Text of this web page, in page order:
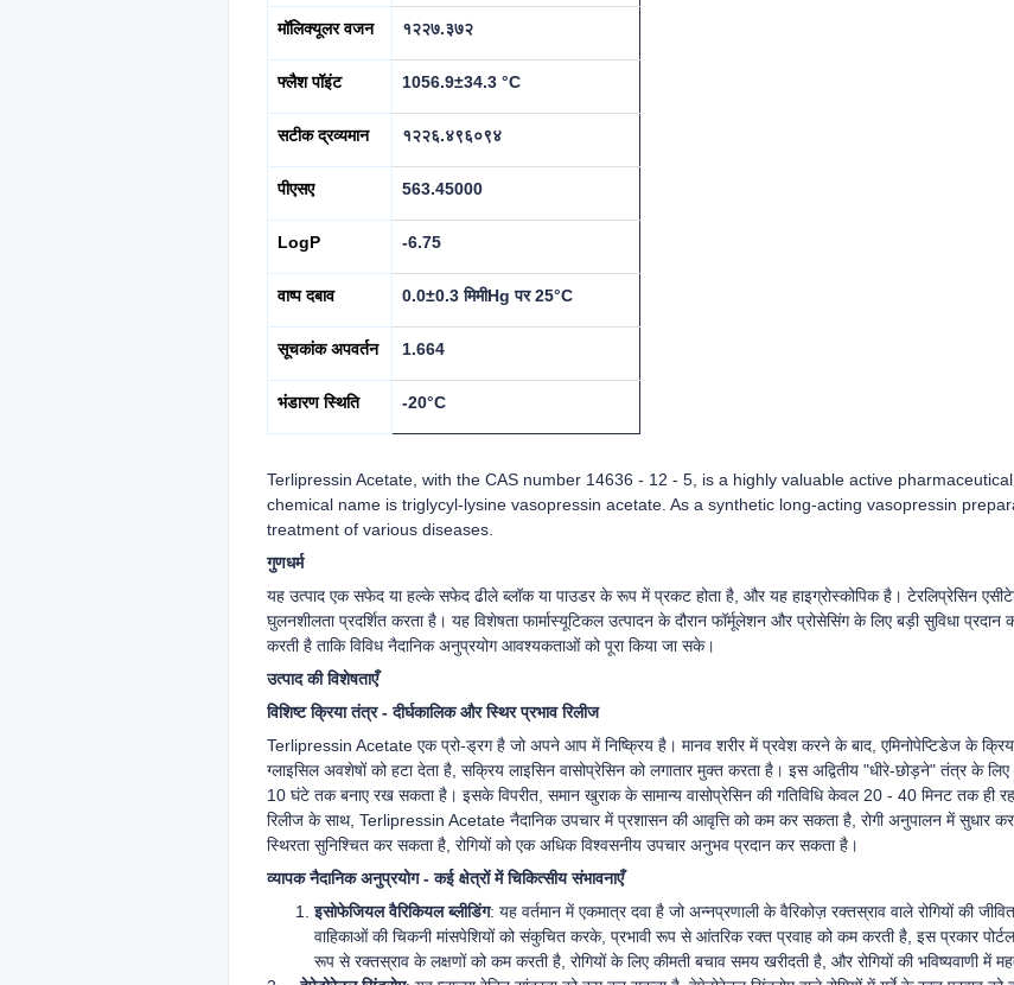
मॉलिक्यूलर वजन १२२७.३७२
फ्लैश पॉइंट 1056.9±34.3 °C
सटीक द्रव्यमान १२२६.४९६०९४
पीएसए 563.45000
LogP -6.75
वाष्प दबाव 0.0±0.3 मिमीHg पर 25°C
सूचकांक अपवर्तन 1.664
भंडारण स्थिति -20°C
Terlipressin Acetate, with the CAS number 14636 - 12 - 5, is a highly valuable active
chemical name is triglycyl-lysine vasopressin acetate. As a synthetic long-acting vasopressin
treatment of various diseases.
गुणधर्म
यह उत्पाद एक सफेद या हल्के सफेद ढीले ब्लॉक या पाउडर के रूप में प्रकट होता है, और यह हाइग्रोस्कोपिक है। टेरलिप्रेसिन
घुलनशीलता प्रदर्शित करता है। यह विशेषता फार्मास्यूटिकल उत्पादन के दौरान फॉर्मूलेशन और प्रोसेसिंग के लिए बड़ी सुविधा प्रदान
करती है ताकि विविध नैदानिक अनुप्रयोग आवश्यकताओं को पूरा किया जा सके।
उत्पाद की विशेषताएँ
विशिष्ट क्रिया तंत्र - दीर्घकालिक और स्थिर प्रभाव रिलीज
Terlipressin Acetate एक प्रो-ड्रग है जो अपने आप में निष्क्रिय है। मानव शरीर में प्रवेश करने के बाद, एमिनोपेप्टिडेज के
ग्लाइसिल अवशेषों को हटा देता है, सक्रिय लाइसिन वासोप्रेसिन को लगातार मुक्त करता है। इस अद्वितीय "धीरे-छोड़ने" तंत्र के
10 घंटे तक बनाए रख सकता है। इसके विपरीत, समान खुराक के सामान्य वासोप्रेसिन की गतिविधि केवल 20 - 40 मिनट तक ही
रिलीज के साथ, Terlipressin Acetate नैदानिक उपचार में प्रशासन की आवृत्ति को कम कर सकता है, रोगी अनुपालन में सुधार
स्थिरता सुनिश्चित कर सकता है, रोगियों को एक अधिक विश्वसनीय उपचार अनुभव प्रदान कर सकता है।
व्यापक नैदानिक अनुप्रयोग - कई क्षेत्रों में चिकित्सीय संभावनाएँ
इसोफेजियल वैरिकियल ब्लीडिंग: यह वर्तमान में एकमात्र दवा है जो अन्नप्रणाली के वैरिकोज़ रक्तस्राव वाले रोगियों की
वाहिकाओं की चिकनी मांसपेशियों को संकुचित करके, प्रभावी रूप से आंतरिक रक्त प्रवाह को कम करती है, इस प्रकार
रूप से रक्तस्राव के लक्षणों को कम करती है, रोगियों के लिए कीमती बचाव समय खरीदती है, और रोगियों की भविष्यवाणी में